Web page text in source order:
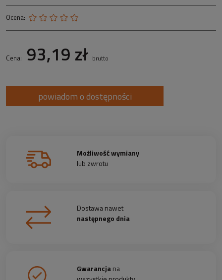
Ocena:
Cena: 93,19 zł brutto
powiadom o dostępności
Możliwość wymiany
lub zwrotu
Dostawa nawet
następnego dnia
Gwarancjana